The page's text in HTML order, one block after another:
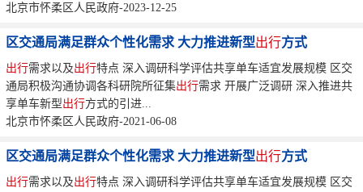
北京市怀柔区人民政府-2023-12-25
区交通局满足群众个性化需求 大力推进新型出行方式
出行需求以及出行特点 深入调研科学评估共享单车适宜发展规模 区交
通局积极沟通协调各科研院所征集出行需求 开展广泛调研 深入推进共
享单车新型出行方式的引进...
北京市怀柔区人民政府-2021-06-08
区交通局满足群众个性化需求 大力推进新型出行方式
出行需求以及出行特点 深入调研科学评估共享单车适宜发展规模 区交